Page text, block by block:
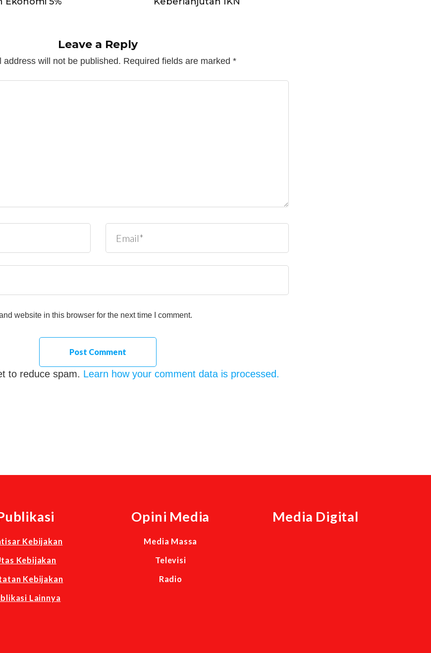
Leave a Reply
address will not be published. Required fields are marked *
website in this browser for the next time I comment.
to reduce spam. Learn how your comment data is processed.
Kebijakan
Kebijakan
Kebijakan
Lainnya
Opini Media
Media Massa
Televisi
Radio
Media Digital